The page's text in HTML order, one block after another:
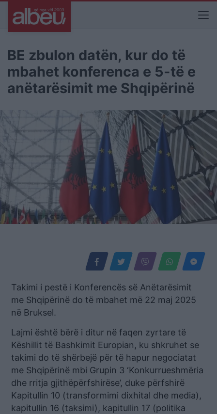
BE zbulon datën, kur do të
mbahet konferenca e 5-të e
anëtarësimit me Shqipërinë
Takimi i pestë i Konferencës së Anëtarësimit
me Shqipërinë do të mbahet më 22 maj 2025
në Bruksel.
Lajmi është bërë i ditur në faqen zyrtare të
Këshillit të Bashkimit Europian, ku shkruhet se
takimi do të shërbejë për të hapur negociatat
me Shqipërinë mbi Grupin 3 ‘Konkurrueshmëria
dhe rritja gjithëpërfshirëse’, duke përfshirë
Kapitullin 10 (transformimi dixhital dhe media),
kapitullin 16 (taksimi), kapitullin 17 (politika